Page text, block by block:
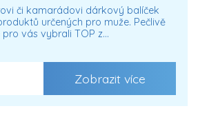
či kamarádovi dárkový balíček
určených pro muže. Pečlivě
pro vás vybrali TOP z…
Zobrazit více